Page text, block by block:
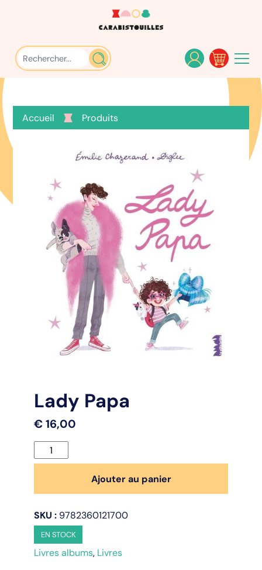
Accueil Produits
Lady Papa
€ 16,00
quantité
de
Ajouter au panier
SKU : 9782360121700
EN STOCK
Livres albums, Livres